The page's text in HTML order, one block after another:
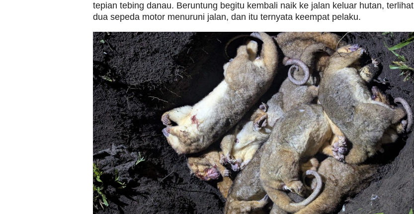
tepian tebing danau. Beruntung begitu kembali naik ke jalan keluar hutan, terlihat
dua sepeda motor menuruni jalan, dan itu ternyata keempat pelaku.